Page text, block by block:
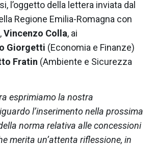
l’oggetto della lettera inviata dal
Regione Emilia-Romagna con
Vincenzo Colla, ai
Giorgetti (Economia e Finanze)
Fratin (Ambiente e Sicurezza
esprimiamo la nostra
l’inserimento nella prossima
norma relativa alle concessioni
merita un’attenta riflessione, in